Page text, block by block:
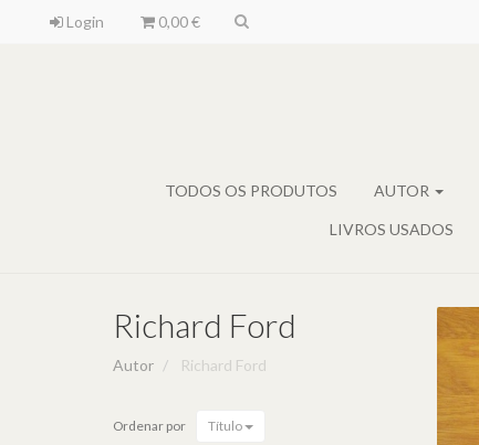
Login 0,00 €
TODOS OS PRODUTOS AUTOR
LIVROS USADOS
Richard Ford
Autor Richard Ford
Ordenar por Título